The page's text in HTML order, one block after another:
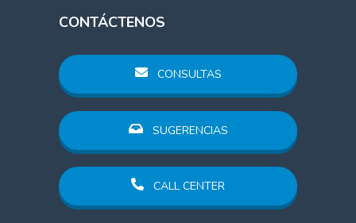
CONTÁCTENOS
CONSULTAS
SUGERENCIAS
CALL CENTER